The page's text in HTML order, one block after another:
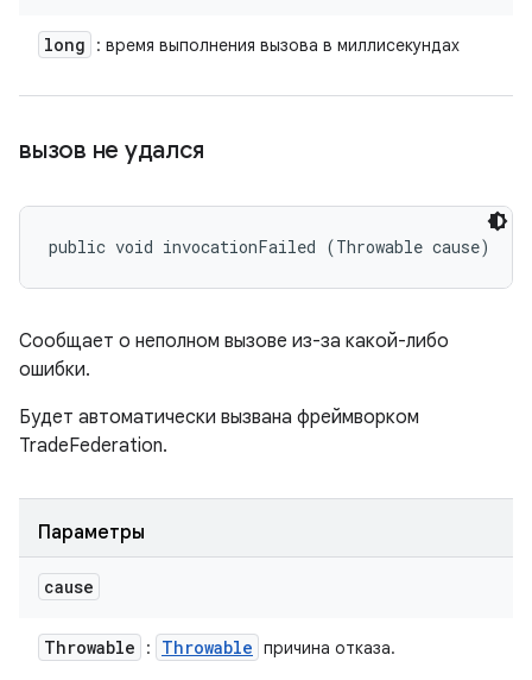
long : время выполнения вызова в миллисекундах
вызов не удался
public void invocationFailed (Throwable cause)
Сообщает о неполном вызове из-за какой-либо
ошибки.
Будет автоматически вызвана фреймворком
TradeFederation.
Параметры
cause
Throwable : Throwable причина отказа.